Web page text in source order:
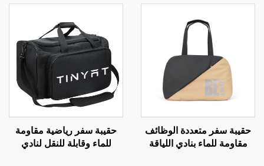
متعددة الوظائف
بنادي اللياقة
حقيبة سفر رياضية مقاومة
للماء وقابلة للنقل لنادي
حقيبة
للطي